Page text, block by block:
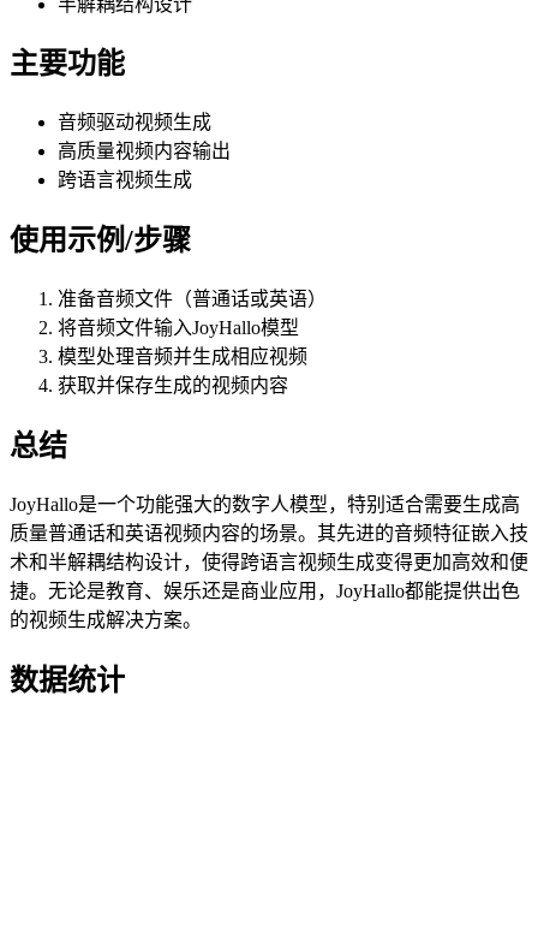
主要功能
音频驱动视频生成
高质量视频内容输出
跨语言视频生成
使用示例/步骤
准备音频文件（普通话或英语）
将音频文件输入JoyHallo模型
模型处理音频并生成相应视频
获取并保存生成的视频内容
总结
JoyHallo是一个功能强大的数字人模型，特别适合需要生成高
质量普通话和英语视频内容的场景。其先进的音频特征嵌入技
术和半解耦结构设计，使得跨语言视频生成变得更加高效和便
捷。无论是教育、娱乐还是商业应用，JoyHallo都能提供出色
的视频生成解决方案。
数据统计